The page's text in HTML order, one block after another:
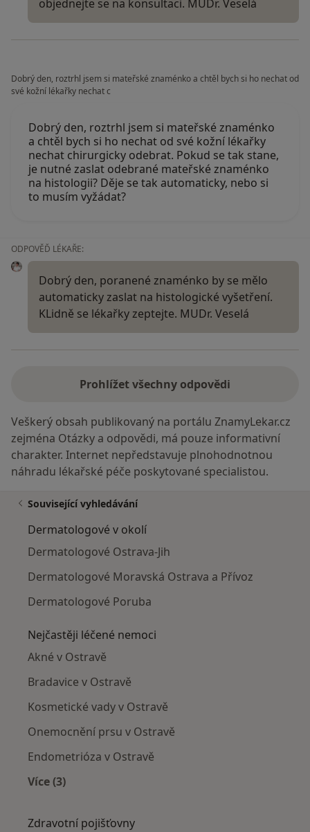
objednejte se na konsultaci. MUDr. Veselá
Dobrý den, roztrhl jsem si mateřské znaménko a chtěl bych si ho nechat od
své kožní lékařky nechat c
Dobrý den, roztrhl jsem si mateřské znaménko
a chtěl bych si ho nechat od své kožní lékařky
nechat chirurgicky odebrat. Pokud se tak stane,
je nutné zaslat odebrané mateřské znaménko
na histologii? Děje se tak automaticky, nebo si
to musím vyžádat?
ODPOVĚĎ LÉKAŘE:
Dobrý den, poranené znaménko by se mělo
automaticky zaslat na histologické vyšetření.
KLidně se lékařky zeptejte. MUDr. Veselá
Prohlížet všechny odpovědi
Veškerý obsah publikovaný na portálu ZnamyLekar.cz
zejména Otázky a odpovědi, má pouze informativní
charakter. Internet nepředstavuje plnohodnotnou
náhradu lékařské péče poskytované specialistou.
Související vyhledávání
Dermatologové v okolí
Dermatologové Ostrava-Jih
Dermatologové Moravská Ostrava a Přívoz
Dermatologové Poruba
Nejčastěji léčené nemoci
Akné v Ostravě
Bradavice v Ostravě
Kosmetické vady v Ostravě
Onemocnění prsu v Ostravě
Endometrióza v Ostravě
Více (3)
Zdravotní pojišťovny